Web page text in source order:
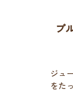
ブ
ジュ
をた